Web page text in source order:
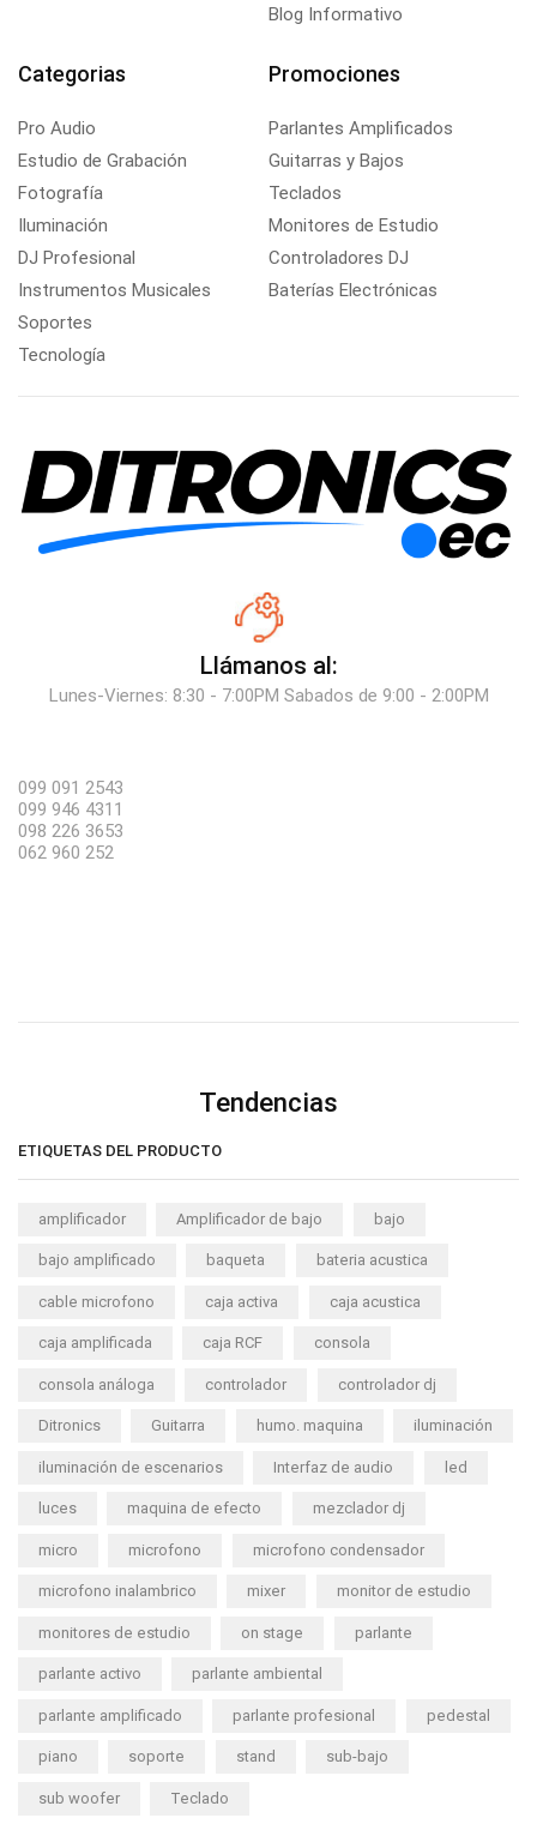
Blog Informativo
Categorias
Pro Audio
Estudio de Grabación
Fotografía
Iluminación
DJ Profesional
Instrumentos Musicales
Soportes
Tecnología
Promociones
Parlantes Amplificados
Guitarras y Bajos
Teclados
Monitores de Estudio
Controladores DJ
Baterías Electrónicas
Llámanos al:
Lunes-Viernes: 8:30 - 7:00PM Sabados de 9:00 - 2:00PM
099 091 2543
099 946 4311
098 226 3653
062 960 252
Tendencias
ETIQUETAS DEL PRODUCTO
amplificador Amplificador de bajo bajo
bajo amplificado baqueta bateria acustica
cable microfono caja activa caja acustica
caja amplificada caja RCF consola
consola análoga controlador controlador dj
Ditronics Guitarra humo. maquina iluminación
iluminación de escenarios Interfaz de audio led
luces maquina de efecto mezclador dj
micro microfono microfono condensador
microfono inalambrico mixer monitor de estudio
monitores de estudio on stage parlante
parlante activo parlante ambiental
parlante amplificado parlante profesional pedestal
piano soporte stand sub-bajo
sub woofer Teclado